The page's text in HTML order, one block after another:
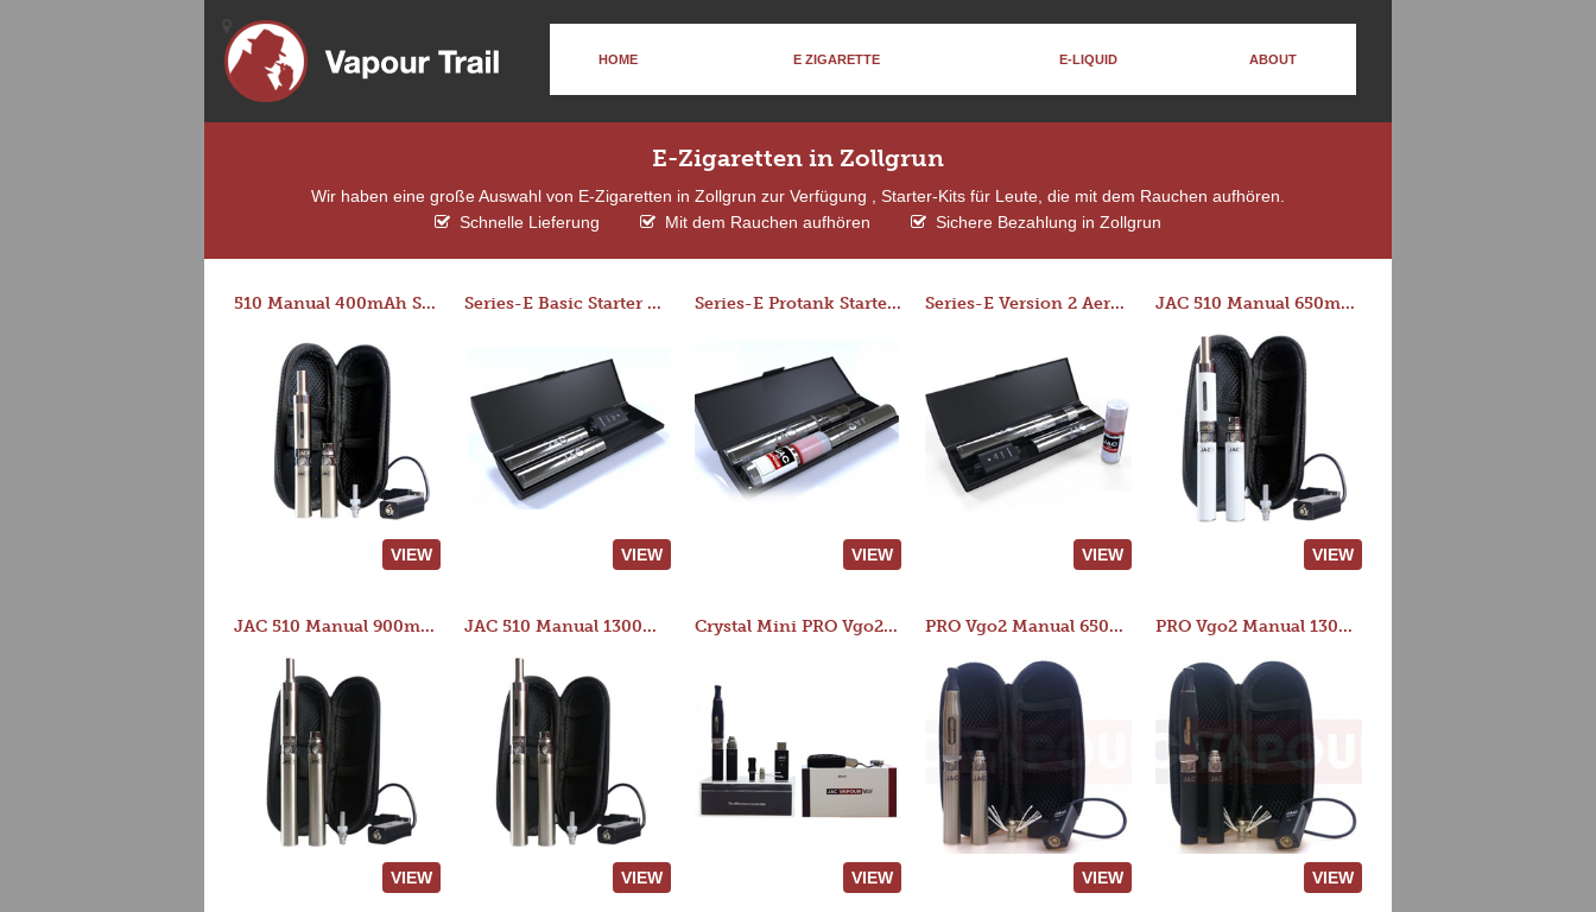
HOME E ZIGARETTE E-LIQUID ABOUT
E-Zigaretten in Zollgrun
Wir haben eine große Auswahl von E-Zigaretten in Zollgrun zur Verfügung , Starter-Kits für Leute, die mit dem Rauchen aufhören.
Schnelle Lieferung
Mit dem Rauchen aufhören Sichere Bezahlung in Zollgrun
510 Manual 400mAh Starter Kit
VIEW
Series-E Basic Starter Kit (No Tank)
VIEW
Series-E Protank Starter Kit
VIEW
Series-E Version 2 Aero Tank Starter Kit
VIEW
JAC 510 Manual 650mAh Starter Kit
VIEW
JAC 510 Manual 900mAh Starter Kit
VIEW
JAC 510 Manual 1300mAh Starter Kit
VIEW
Crystal Mini PRO Vgo2 Manual 400mAh Kit
VIEW
PRO Vgo2 Manual 650mAh Kit
VIEW
PRO Vgo2 Manual 1300mAh Kit
VIEW